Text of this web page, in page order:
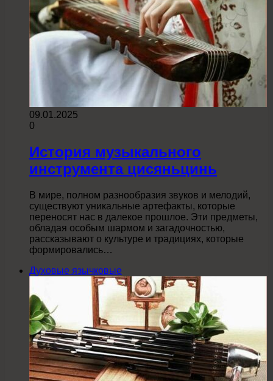
09.01.2025
0
История музыкального
инструмента цисяньцинь
В мире, полном разнообразия звуков и мелодий,
существуют уникальные артефакты, которые
переносят нас в далекое прошлое. Эти предметы,
обладая особым шармом и загадочностью,
рассказывают о культуре и традициях, которые
формировались…
Духовые язычковые